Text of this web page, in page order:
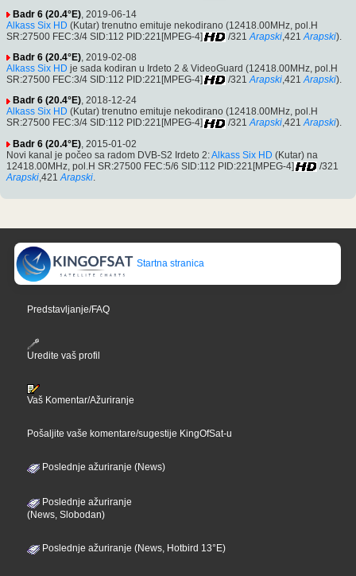
Badr 6 (20.4°E) , 2019-06-14
Alkass Six HD (Kutar) trenutno emituje nekodirano (12418.00MHz, pol.H
SR:27500 FEC:3/4 SID:112 PID:221[MPEG-4]
/321 Arapski ,421 Arapski).
Badr 6 (20.4°E), 2019-02-08
Alkass Six HD je sada kodiran u Irdeto 2 & VideoGuard (12418.00MHz, pol.H
SR:27500 FEC:3/4 SID:112 PID:221[MPEG-4]
/321 Arapski,421 Arapski).
Badr 6 (20.4°E), 2018-12-24
Alkass Six HD (Kutar) trenutno emituje nekodirano (12418.00MHz, pol.H
SR:27500 FEC:3/4 SID:112 PID:221[MPEG-4]
/321 Arapski,421 Arapski).
Badr 6 (20.4°E) , 2015-01-02
Novi kanal je počeo sa radom DVB-S2 Irdeto 2:Alkass Six HD (Kutar) na
12418.00MHz, pol.H SR:27500 FEC:5/6 SID:112 PID:221[MPEG-4]
/321
Arapski,421 Arapski.
Startna stranica
Predstavljanje/FAQ
Uredite vaš profil
Vaš Komentar/Ažuriranje
Pošaljite vaše komentare/sugestije KingOfSat-u
Poslednje ažuriranje (News)
Poslednje ažuriranje
(News, Slobodan)
Poslednje ažuriranje (News, Hotbird 13°E)